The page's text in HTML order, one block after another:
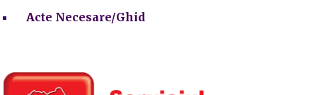
Acte Necesare/Ghid